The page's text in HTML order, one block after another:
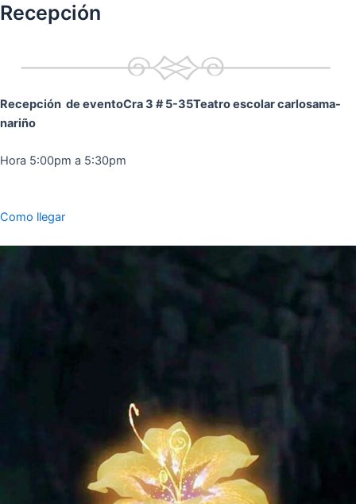
Recepción
Recepción de eventoCra 3 # 5-35Teatro escolar carlosama-
nariño
Hora 5:00pm a 5:30pm
Como llegar